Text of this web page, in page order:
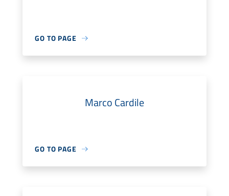
GO TO PAGE
Marco Cardile
GO TO PAGE